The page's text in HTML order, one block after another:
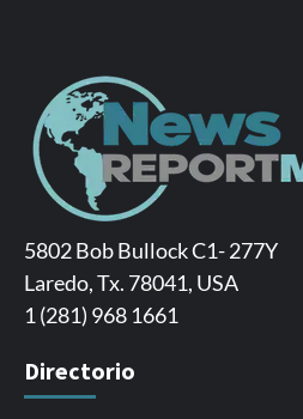
5802 Bob Bullock C1- 277Y
Laredo, Tx. 78041, USA
1 (281) 968 1661
Directorio